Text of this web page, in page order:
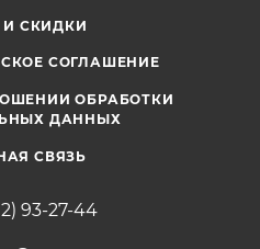
СКИДКИ
СОГЛАШЕНИЕ
ОБРАБОТКИ
ДАННЫХ
СВЯЗЬ
93-27-44